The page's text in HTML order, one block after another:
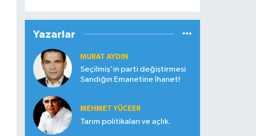
Yazarlar
MURAT AYDIN
Seçilmiş'in parti değiştirmesi
Sandığın Emanetine İhanet!
MEHMET YÜCEER
Tarım politikaları ve açlık.